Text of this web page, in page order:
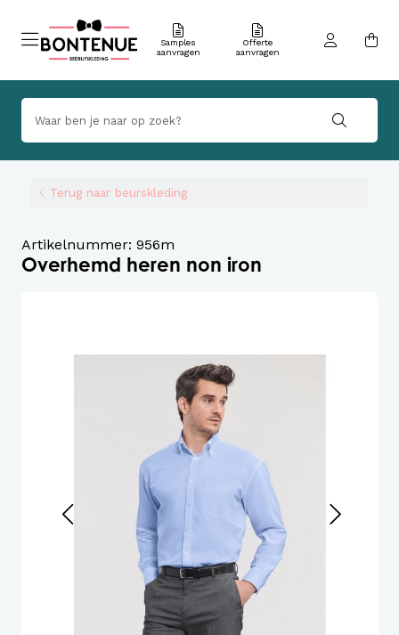
Samples
aanvragen
Offerte
aanvragen
Terug naar beurskleding
Artikelnummer: 956m
Overhemd heren non iron